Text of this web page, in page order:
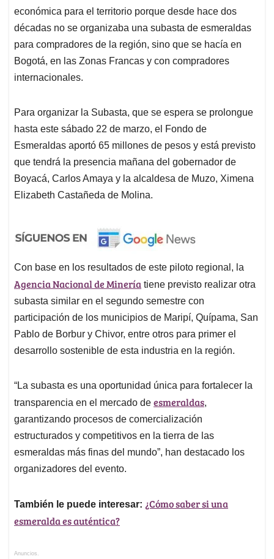
económica para el territorio porque desde hace dos
décadas no se organizaba una subasta de esmeraldas
para compradores de la región, sino que se hacía en
Bogotá, en las Zonas Francas y con compradores
internacionales.
Para organizar la Subasta, que se espera se prolongue
hasta este sábado 22 de marzo, el Fondo de
Esmeraldas aportó 65 millones de pesos y está previsto
que tendrá la presencia mañana del gobernador de
Boyacá, Carlos Amaya y la alcaldesa de Muzo, Ximena
Elizabeth Castañeda de Molina.
Con base en los resultados de este piloto regional, la
Agencia Nacional de Minería tiene previsto realizar otra
subasta similar en el segundo semestre con
participación de los municipios de Maripí, Quípama, San
Pablo de Borbur y Chivor, entre otros para primer el
desarrollo sostenible de esta industria en la región.
“La subasta es una oportunidad única para fortalecer la
transparencia en el mercado de esmeraldas,
garantizando procesos de comercialización
estructurados y competitivos en la tierra de las
esmeraldas más finas del mundo”, han destacado los
organizadores del evento.
También le puede interesar: ¿Cómo saber si una
esmeralda es auténtica?
Anuncios.